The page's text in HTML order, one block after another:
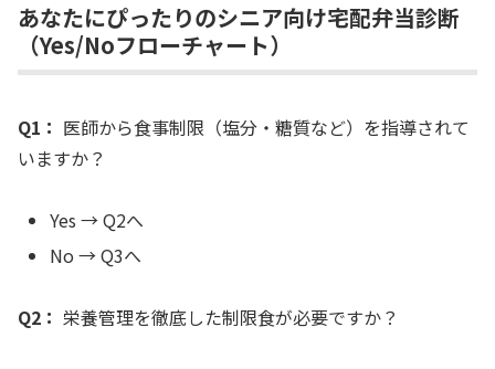
あなたにぴったりのシニア向け宅配弁当診断
（Yes/Noフローチャート）
Q1： 医師から食事制限（塩分・糖質など）を指導されて
いますか？
Yes → Q2へ
No → Q3へ
Q2： 栄養管理を徹底した制限食が必要ですか？